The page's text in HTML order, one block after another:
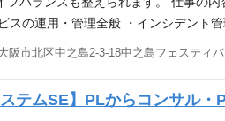
スの運用・管理全般 ・インシデント
ー管理のサポート ・サービス改善活
必須】 ①ITIL（Information
を検討、考案できる方 【こんな方に
阪市北区中之島2-3-18中之島フェスティバ
テムSE】PLからコンサル・